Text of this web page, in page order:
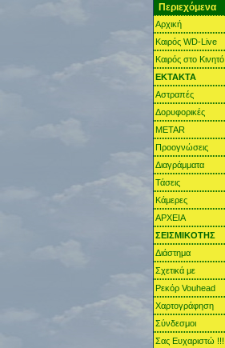
Περιεχόμενα
Αρχική
Καιρός WD-Live
Καιρός στο Κινητό
ΕΚΤΑΚΤΑ
Αστραπές
Δορυφορικές
METAR
Προογνώσεις
Διαγράμματα
Τάσεις
Κάμερες
ΑΡΧΕΙΑ
ΣΕΙΣΜΙΚΟΤΗΣ
Διάστημα
Σχετικά με
Ρεκόρ Vouhead
Χαρτoγράφηση
Σύνδεσμοι
Σας Ευχαριστώ !!!